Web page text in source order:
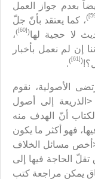
بعدم جواز العمل
)، كما يعتقد بأنّ جلّ
لا حجية لها(
[60]
)،
إن لم نعمل بأخبار
(
[61]
)
.
الأصولية، نقوم
إلى أصول
أنّ الهدف منه
فهو أكثر ما يكون
مسائل الخلاف
تقلّ الحاجة فيها إلى
يمكن مراجعة كتب